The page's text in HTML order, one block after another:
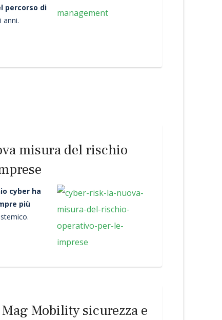
percorso di
anni.
misura del rischio
cyber ha
più
Mobility sicurezza e